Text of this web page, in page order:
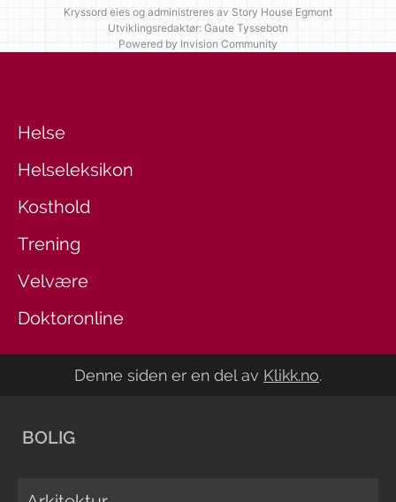
Kryssord eies og administreres av Story House Egmont
Utviklingsredaktør: Gaute Tyssebotn
Powered by Invision Community
Helse
Helseleksikon
Kosthold
Trening
Velvære
Doktoronline
Denne siden er en del av Klikk.no.
BOLIG